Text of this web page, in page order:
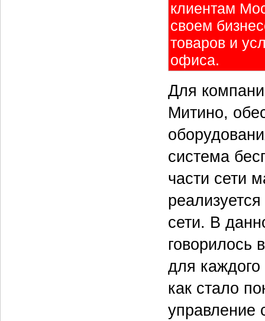
клиентам
своем
товаров и
офиса.
Для
Митино,
система
части сети
сети. В
для каждого
как стало
управление